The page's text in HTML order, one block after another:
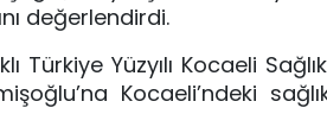
değerlendirdi.
Türkiye Yüzyılı Kocaeli
Kocaeli’ndeki